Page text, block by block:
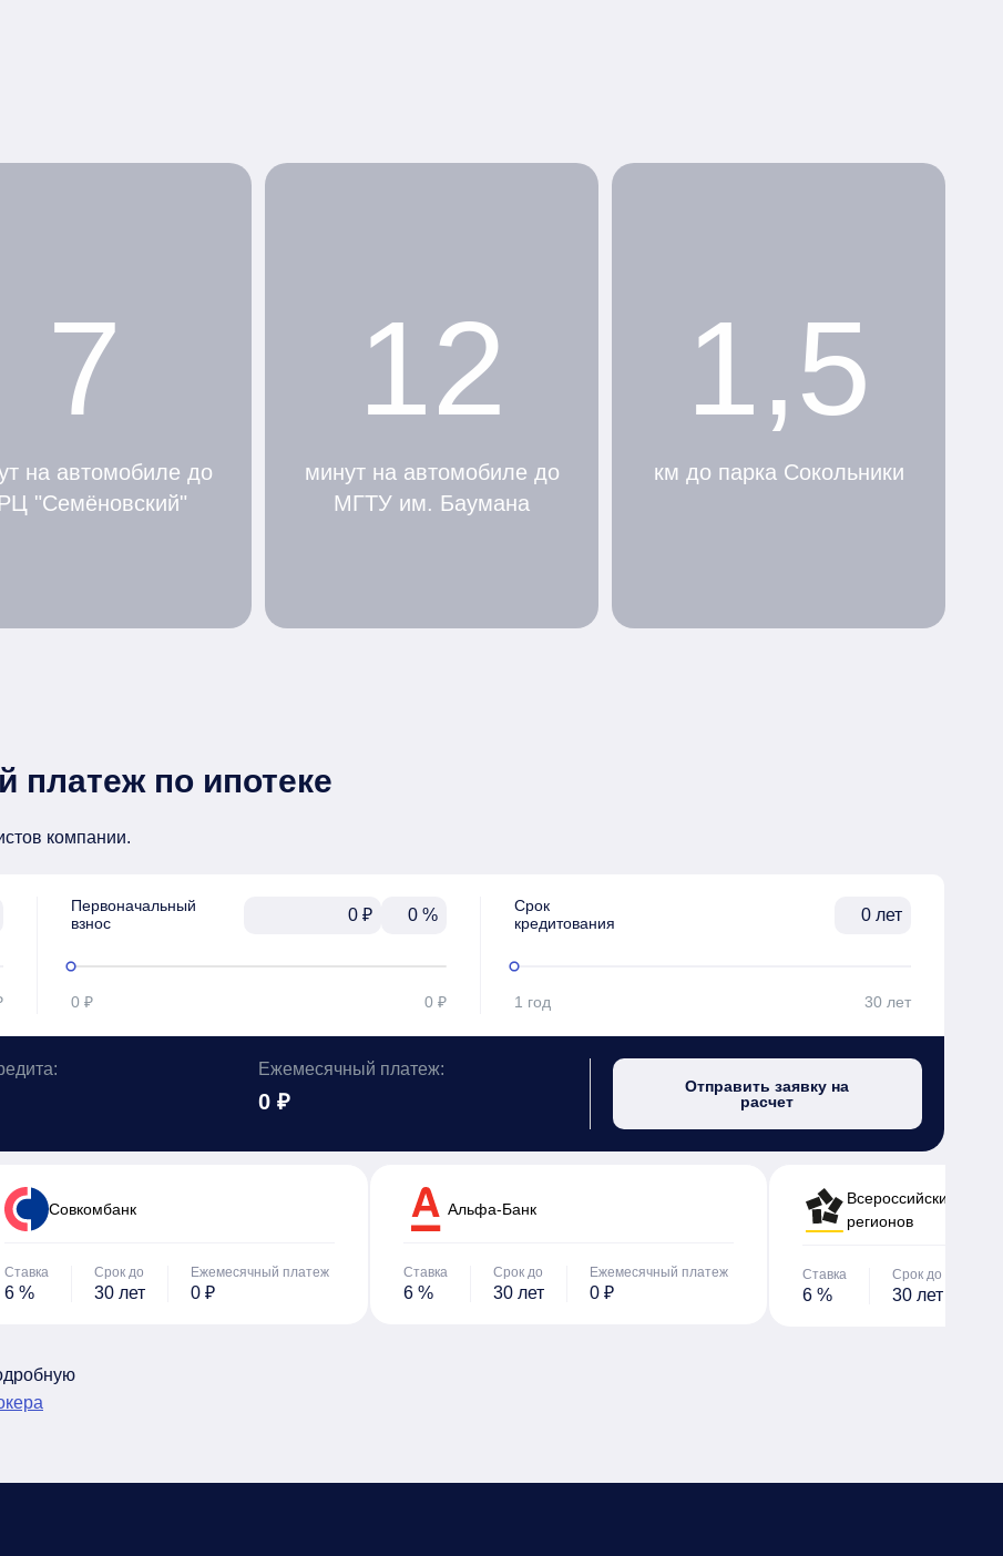
7
на автомобиле до
"Семёновский"
12
минут на автомобиле до
МГТУ им. Баумана
1,5
км до парка Сокольники
платеж по ипотеке
компании.
Первоначальный
взнос
₽ %
0 ₽ 0 ₽
Срок
кредитования
лет
1 год 30 лет
Ежемесячный платеж:
0 ₽
Отправить заявку на
расчет
Cовкомбанк
Ставка
6 %
Срок до
30 лет
Ежемесячный платеж
0 ₽
Альфа-Банк
Ставка
6 %
Срок до
30 лет
Ежемесячный платеж
0 ₽
Всероссийский банк
регионов
Ставка
6 %
Срок до
30 лет